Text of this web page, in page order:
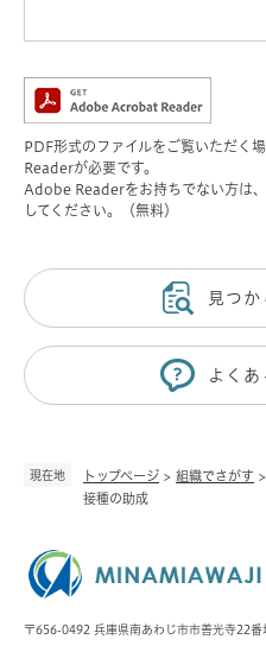
現在地 トップページ > 組織でさがす >
接種の助成
PDF形式のファイルをご覧いただ
Readerが必要です。
Adobe Readerをお持ちでない方は
してください。（無料）
見つ
よく
〒656-0492 兵庫県南あわじ市市善光寺22番